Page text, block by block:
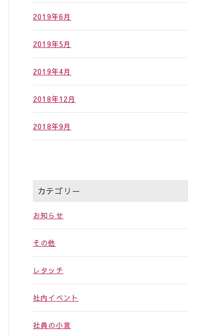
2019年6月
2019年5月
2019年4月
2018年12月
2018年9月
カテゴリー
お知らせ
その他
レタッチ
社内イベント
社員の小言